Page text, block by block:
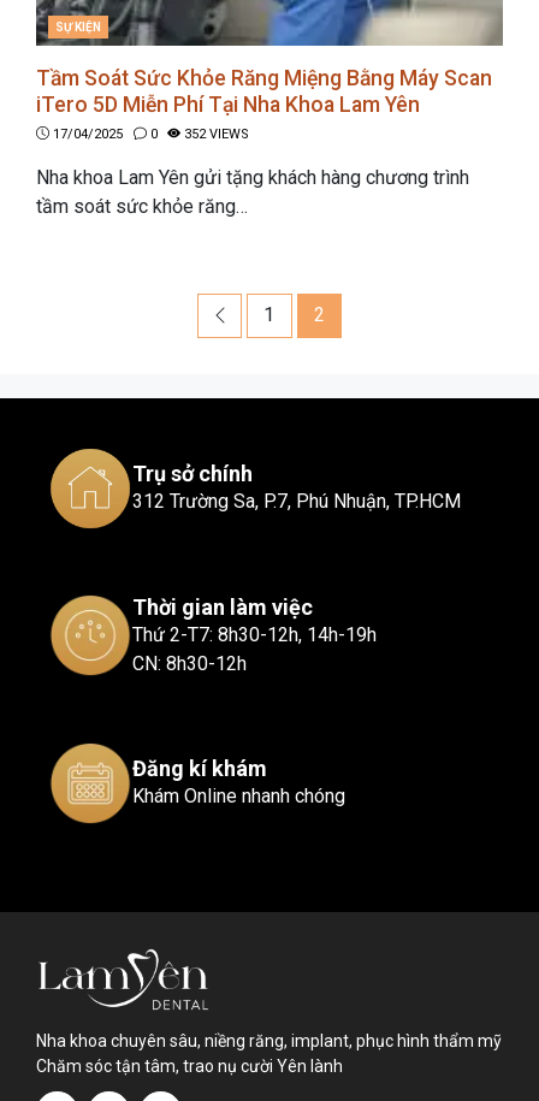
CATEGORIES
SỰ KIỆN
Tầm Soát Sức Khỏe Răng Miệng Bằng Máy Scan
iTero 5D Miễn Phí Tại Nha Khoa Lam Yên
17/04/2025 0 352 VIEWS
Nha khoa Lam Yên gửi tặng khách hàng chương trình
tầm soát sức khỏe răng…
PreviousPage
1 Page
2
Trụ sở chính
312 Trường Sa, P.7, Phú Nhuận, TP.HCM
Thời gian làm việc
Thứ 2-T7: 8h30-12h, 14h-19h
CN: 8h30-12h
Đăng kí khám
Khám Online nhanh chóng
Nha khoa chuyên sâu, niềng răng, implant, phục hình thẩm mỹ
Chăm sóc tận tâm, trao nụ cười Yên lành